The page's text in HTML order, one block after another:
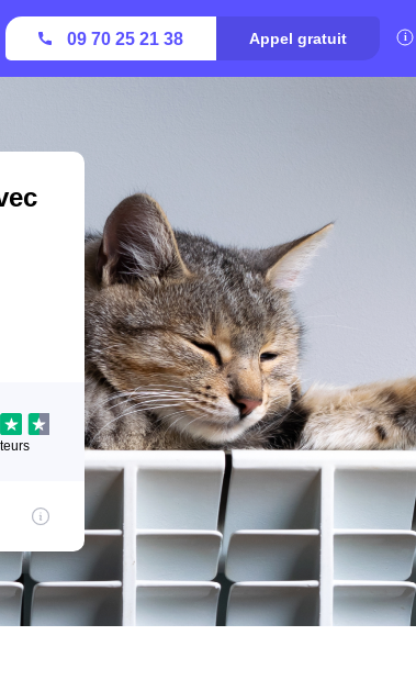
09 70 25 21 38 Appel gratuit